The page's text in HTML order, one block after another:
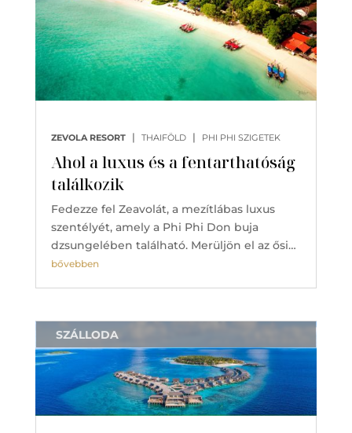
Ahol a luxus és a fentarthatóság
találkozik
ZEVOLA RESORT | THAIFÖLD | PHI PHI SZIGETEK
Fedezze fel Zeavolát, a mezítlábas luxus
szentélyét, amely a Phi Phi Don buja
dzsungelében található. Merüljön el az ősi…
bővebben
SZÁLLODA